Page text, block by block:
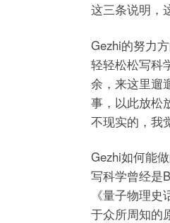
这三条说明，
Gezhi的努力方
轻轻松松写科
余，来这里遛
事，以此放松
不现实的，我
Gezhi如何能
写科学曾经是
《量子物理
于众所周知的